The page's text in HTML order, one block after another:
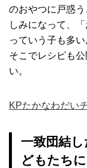
のおやつに戸惑
しみになって、
っていう子も多
そこでレシピも
い。
KPたかなわだい
一致団結
どもたち